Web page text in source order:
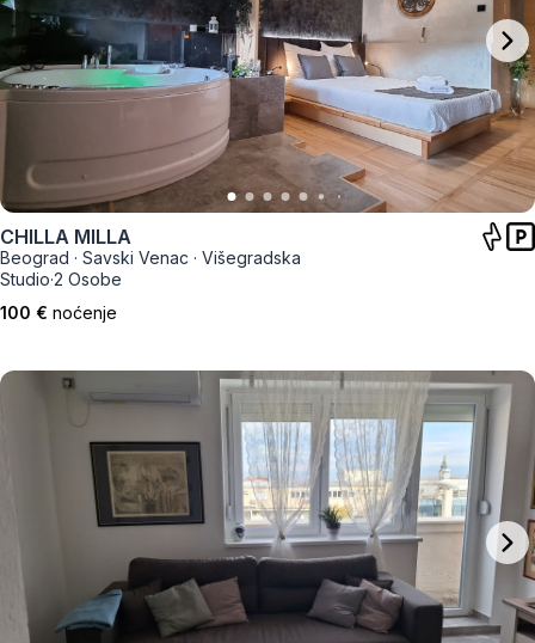
CHILLA MILLA
Beograd · Savski Venac · Višegradska
Studio·2 Osobe
100 € noćenje